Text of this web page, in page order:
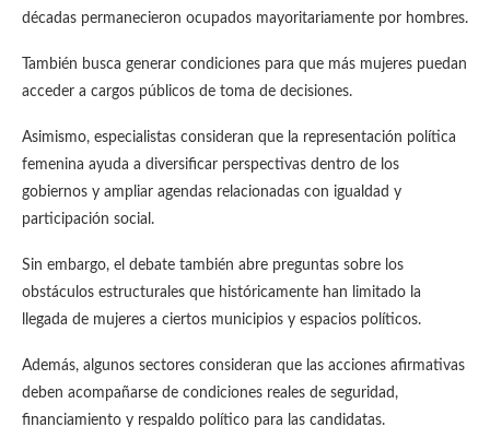
décadas permanecieron ocupados mayoritariamente por hombres.
También busca generar condiciones para que más mujeres puedan
acceder a cargos públicos de toma de decisiones.
Asimismo, especialistas consideran que la representación política
femenina ayuda a diversificar perspectivas dentro de los
gobiernos y ampliar agendas relacionadas con igualdad y
participación social.
Sin embargo, el debate también abre preguntas sobre los
obstáculos estructurales que históricamente han limitado la
llegada de mujeres a ciertos municipios y espacios políticos.
Además, algunos sectores consideran que las acciones afirmativas
deben acompañarse de condiciones reales de seguridad,
financiamiento y respaldo político para las candidatas.